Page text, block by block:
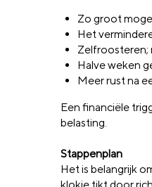
Zo groot
Het
Zelfroosteren;
Halve weken
Meer rust na
Een financiële
belasting.
Stappenplan
Het is belangrijk